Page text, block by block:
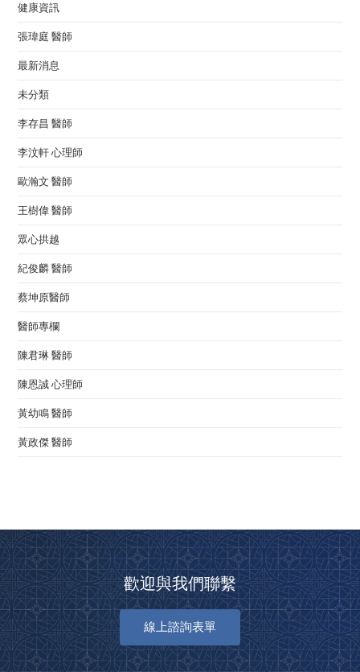
健康資訊
張瑋庭 醫師
最新消息
未分類
李存昌 醫師
李汶軒 心理師
歐瀚文 醫師
王樹偉 醫師
眾心拱越
紀俊麟 醫師
蔡坤原醫師
醫師專欄
陳君琳 醫師
陳恩誠 心理師
黃幼鳴 醫師
黃政傑 醫師
歡迎與我們聯繫
線上諮詢表單